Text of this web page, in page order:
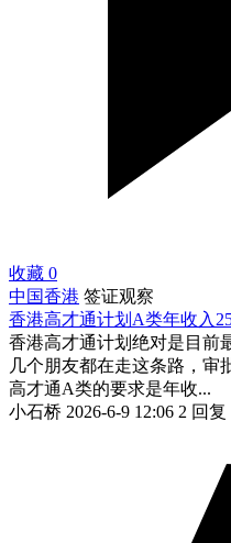
收藏 0
中国香港 签证观察
香港高才通计划A类年收入
香港高才通计划绝对是目前
几个朋友都在走这条路，审
高才通A类的要求是年收...
小石桥 2026-6-9 12:06 2 回复